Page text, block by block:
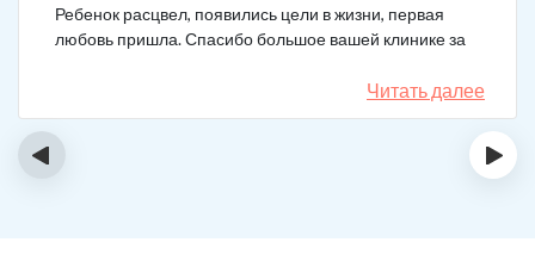
Ребенок расцвел, появились цели в жизни, первая
любовь пришла. Спасибо большое вашей клинике за
Читать далее
‹ ›